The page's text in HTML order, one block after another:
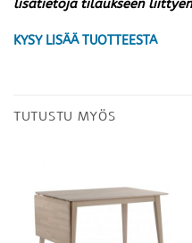
lisätietoja tilaukseen
KYSY LISÄÄ TUOTTEESTA
TUTUSTU MYÖS